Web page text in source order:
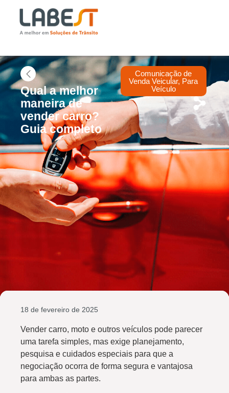
Qual a melhor
maneira de
vender carro?
Guia completo
Comunicação de
Venda Veicular, Para
Veículo
18 de fevereiro de 2025
Vender carro, moto e outros veículos pode parecer
uma tarefa simples, mas exige planejamento,
pesquisa e cuidados especiais para que a
negociação ocorra de forma segura e vantajosa
para ambas as partes.